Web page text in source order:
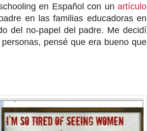
en Español con un artículo
en las familias educadoras en
del no-papel del padre. Me decidí
pensé que era bueno que